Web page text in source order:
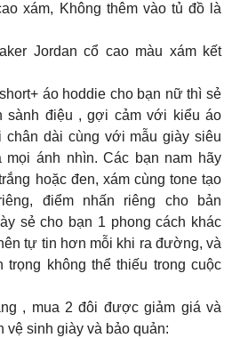
xám, Không thêm vào tủ đồ là
Jordan cổ cao màu xám kết
áo hoddie cho bạn nữ thì sẻ
sành điệu , gợi cảm với kiểu áo
chân dài cùng với mẫu giày siêu
mọi ánh nhìn. Các bạn nam hãy
hoặc đen, xám cùng tone tạo
điểm nhấn riêng cho bản
sẻ cho bạn 1 phong cách khác
tự tin hơn mỗi khi ra đường, và
trọng không thể thiếu trong cuộc
, mua 2 đôi được giảm giá và
vệ sinh giày và bảo quản: